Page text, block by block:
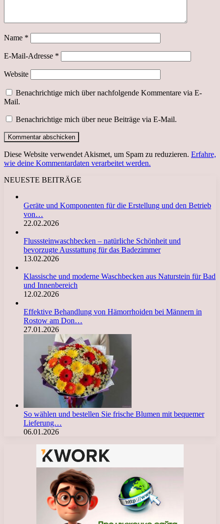
Name *
E-Mail-Adresse *
Website
Benachrichtige mich über nachfolgende Kommentare via E-
Mail.
Benachrichtige mich über neue Beiträge via E-Mail.
Diese Website verwendet Akismet, um Spam zu reduzieren. Erfahre,
wie deine Kommentardaten verarbeitet werden.
NEUESTE BEITRÄGE
Geräte und Komponenten für die Erstellung und den Betrieb
von…
22.02.2026
Flusssteinwaschbecken – natürliche Schönheit und
bevorzugte Ausstattung für das Badezimmer
13.02.2026
Klassische und moderne Waschbecken aus Naturstein für Bad
und Innenbereich
12.02.2026
Effektive Behandlung von Hämorrhoiden bei Männern in
Rostow am Don…
27.01.2026
So wählen und bestellen Sie frische Blumen mit bequemer
Lieferung…
06.01.2026